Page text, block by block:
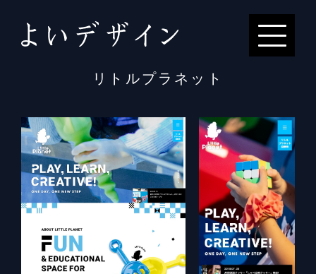
リトルプラネット